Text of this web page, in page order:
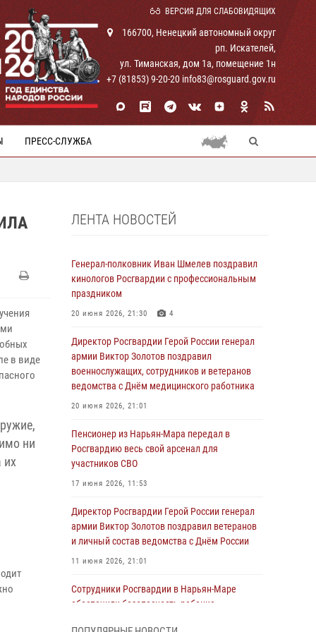
ВЕРСИЯ ДЛЯ СЛАБОВИДЯЩИХ
166700, Ненецкий автономный округ
рп. Искателей,
ул. Тиманская, дом 1а, помещение 1н
+7 (81853) 9-20-20 info83@rosguard.gov.ru
ПРЕСС-СЛУЖБА
в виде
ни
их
ЛЕНТА НОВОСТЕЙ
Генерал-полковник Иван Шмелев поздравил
кинологов Росгвардии с профессиональным
праздником
20 июня 2026, 21:30 4
Директор Росгвардии Герой России генерал
армии Виктор Золотов поздравил
военнослужащих, сотрудников и ветеранов
ведомства с Днём медицинского работника
20 июня 2026, 21:01
Пенсионер из Нарьян-Мара передал в
Росгвардию весь свой арсенал для
участников СВО
17 июня 2026, 11:53
Директор Росгвардии Герой России генерал
армии Виктор Золотов поздравил ветеранов
и личный состав ведомства с Днём России
11 июня 2026, 21:01
Сотрудники Росгвардии в Нарьян-Маре
обеспечили безопасность ребенка,